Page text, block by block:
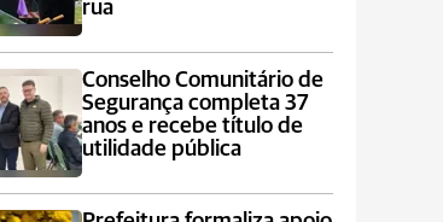
rua
Conselho Comunitário de
Segurança completa 37
anos e recebe título de
utilidade pública